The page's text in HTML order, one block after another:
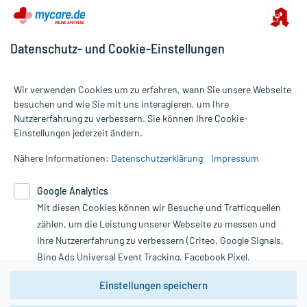
Alle Preise gelten inkl. MwSt., ggf. zzgl. Versandkosten
Informationen auf dieser Website werden ausschließlich für
die Untersuchung und Behandlung durch einen Arzt. Bitte
Therapien eingeleitet werden können. | Diese Webseite benutzt
Google Analytics. Lesen Sie bitte dazu die wichtigen Hinweise in
unserer Datenschutzerklärung. Für den Widerruf einer Bestellung
nutzen Sie das Formular:
Vertrag widerrufen
Datenschutz- und Cookie-Einstellungen
Wir verwenden Cookies um zu erfahren, wann Sie unsere Webseite
besuchen und wie Sie mit uns interagieren, um Ihre
Nutzererfahrung zu verbessern. Sie können Ihre Cookie-
Einstellungen jederzeit ändern.
Nähere Informationen: Datenschutzerklärung Impressum
Google Analytics
Mit diesen Cookies können wir Besuche und Trafficquellen
zählen, um die Leistung unserer Webseite zu messen und
Ihre Nutzererfahrung zu verbessern (Criteo, Google Signals,
Bing Ads Universal Event Tracking, Facebook Pixel,
Youtube-Social Plugin).
Wir weisen darauf hin, dass die
Einstellungen speichern